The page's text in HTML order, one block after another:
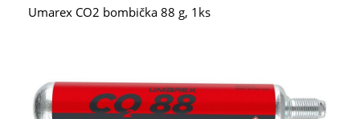
Umarex CO2 bombička 88 g, 1ks